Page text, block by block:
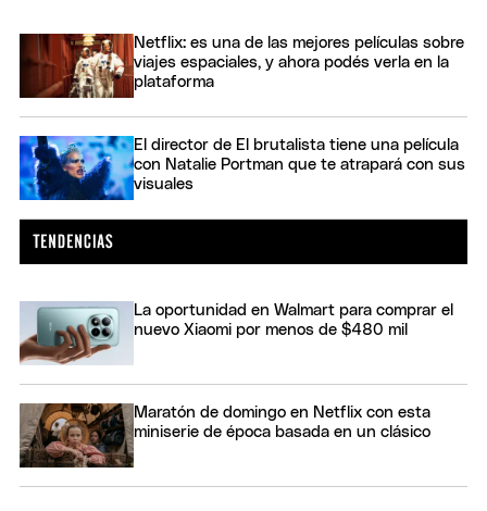
Netflix: es una de las mejores películas sobre
viajes espaciales, y ahora podés verla en la
plataforma
El director de El brutalista tiene una película
con Natalie Portman que te atrapará con sus
visuales
La oportunidad en Walmart para comprar el
nuevo Xiaomi por menos de $480 mil
Maratón de domingo en Netflix con esta
miniserie de época basada en un clásico